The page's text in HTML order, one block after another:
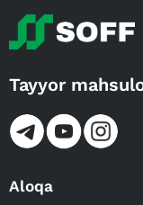
Tayyor
Aloqa